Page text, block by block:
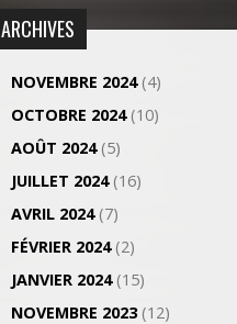
ARCHIVES
NOVEMBRE 2024(4)
OCTOBRE 2024(10)
AOÛT 2024(5)
JUILLET 2024(16)
AVRIL 2024(7)
FÉVRIER 2024(2)
JANVIER 2024(15)
NOVEMBRE 2023(12)